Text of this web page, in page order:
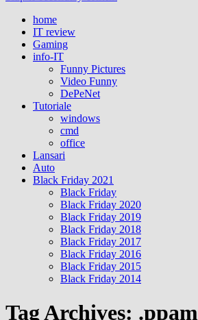
home
IT review
Gaming
info-IT
Funny Pictures
Video Funny
DePeNet
Tutoriale
windows
cmd
office
Lansari
Auto
Black Friday 2021
Black Friday
Black Friday 2020
Black Friday 2019
Black Friday 2018
Black Friday 2017
Black Friday 2016
Black Friday 2015
Black Friday 2014
Tag Archives: .ppam